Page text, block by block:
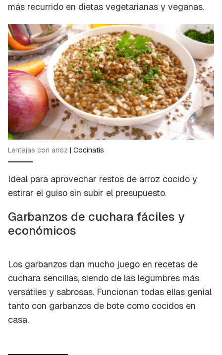
más recurrido en dietas vegetarianas y veganas.
Lentejas con arroz | Cocinatis
Ideal para aprovechar restos de arroz cocido y
estirar el guiso sin subir el presupuesto.
Garbanzos de cuchara fáciles y
económicos
Los garbanzos dan mucho juego en recetas de
cuchara sencillas, siendo de las legumbres más
versátiles y sabrosas. Funcionan todas ellas genial
tanto con garbanzos de bote como cocidos en
casa.